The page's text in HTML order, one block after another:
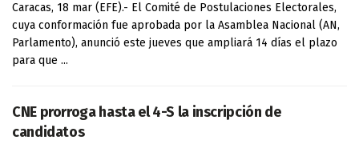
Caracas, 18 mar (EFE).- El Comité de Postulaciones Electorales,
cuya conformación fue aprobada por la Asamblea Nacional (AN,
Parlamento), anunció este jueves que ampliará 14 días el plazo
para que ...
CNE prorroga hasta el 4-S la inscripción de
candidatos